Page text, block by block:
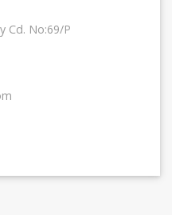
Cd. No:69/P